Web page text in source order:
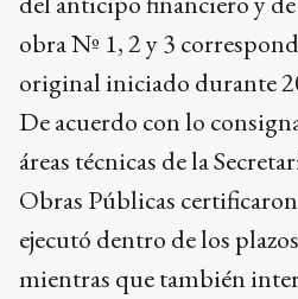
obra Nº 1, 2 y 3
original iniciado durante
De acuerdo con lo
áreas técnicas de la
Obras Públicas
ejecutó dentro de los
mientras que también